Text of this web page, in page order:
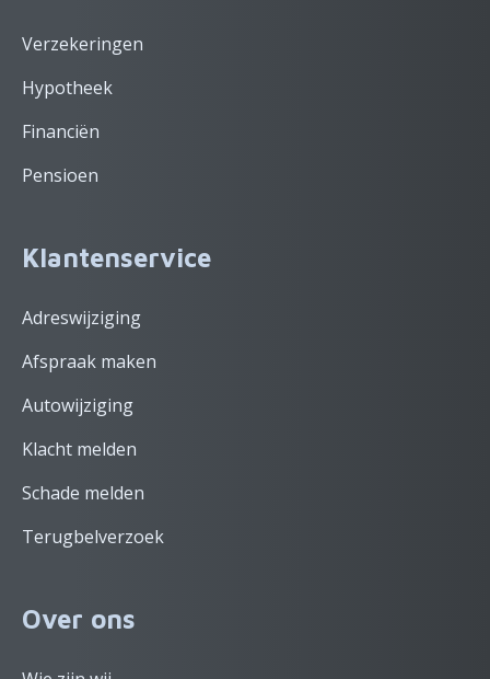
Verzekeringen
Hypotheek
Financiën
Pensioen
Klantenservice
Adreswijziging
Afspraak maken
Autowijziging
Klacht melden
Schade melden
Terugbelverzoek
Over ons